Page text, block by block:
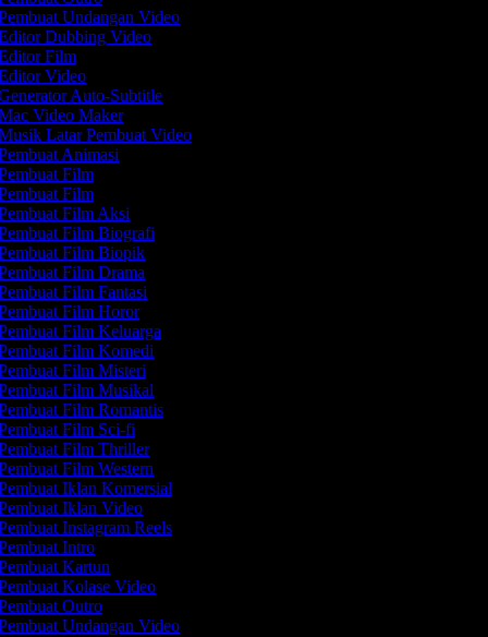
Undangan Video
Dubbing Video
Film
Video
Auto-Subtitle
Video Maker
Latar Pembuat Video
Animasi
Film
Film
Film Aksi
Film Biografi
Film Biopik
Film Drama
Film Fantasi
Film Horor
Film Keluarga
Film Komedi
Film Misteri
Film Musikal
Film Romantis
Film Sci-fi
Film Thriller
Film Western
Iklan Komersial
Iklan Video
Instagram Reels
Intro
Kartun
Kolase Video
Outro
Undangan Video